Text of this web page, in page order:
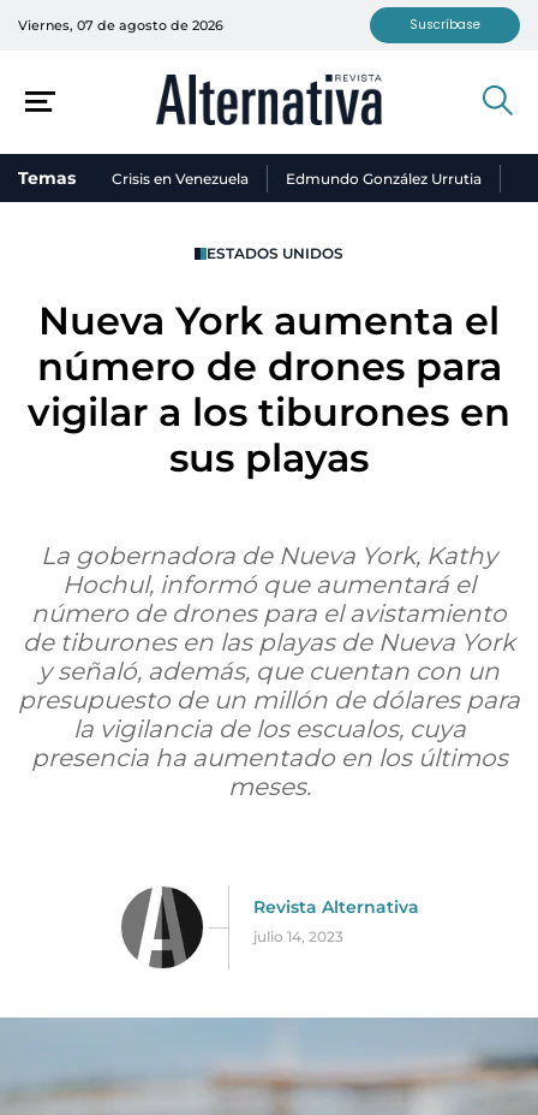
Viernes, 07 de agosto de 2026 Suscríbase
Temas Crisis en Venezuela Edmundo González Urrutia
ESTADOS UNIDOS
Nueva York aumenta el
número de drones para
vigilar a los tiburones en
sus playas
La gobernadora de Nueva York, Kathy
Hochul, informó que aumentará el
número de drones para el avistamiento
de tiburones en las playas de Nueva York
y señaló, además, que cuentan con un
presupuesto de un millón de dólares para
la vigilancia de los escualos, cuya
presencia ha aumentado en los últimos
meses.
Revista Alternativa
julio 14, 2023